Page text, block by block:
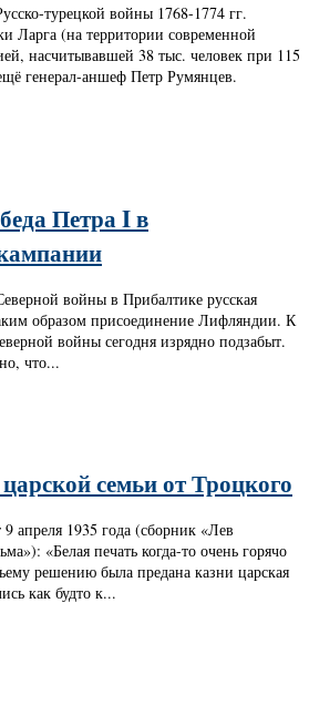
турецкой войны 1768-1774 гг.
Ларга (на территории современной
насчитывавшей 38 тыс. человек при 115
генерал-аншеф Петр Румянцев.
Петра I в
войны в Прибалтике русская
образом присоединение Лифляндии. К
войны сегодня изрядно подзабыт.
что...
семьи от Троцкого
апреля 1935 года (сборник «Лев
«Белая печать когда-то очень горячо
решению была предана казни царская
как будто к...